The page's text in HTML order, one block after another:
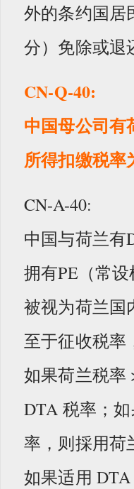
外的条约国居
分）免除或退
CN-Q-40:
中国母公司有
所得扣缴税率
CN-A-40:
中国与荷兰有
拥有PE（常
被视为荷兰国
至于征收税率
如果荷兰税率
DTA 税率；
率，则採用荷
如果适用